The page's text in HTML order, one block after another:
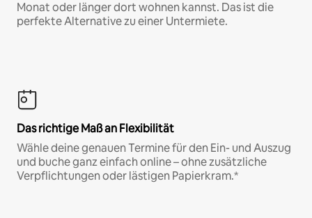
Monat oder länger dort wohnen kannst. Das ist die
perfekte Alternative zu einer Untermiete.
Das richtige Maß an Flexibilität
Wähle deine genauen Termine für den Ein- und Auszug
und buche ganz einfach online – ohne zusätzliche
Verpflichtungen oder lästigen Papierkram.*